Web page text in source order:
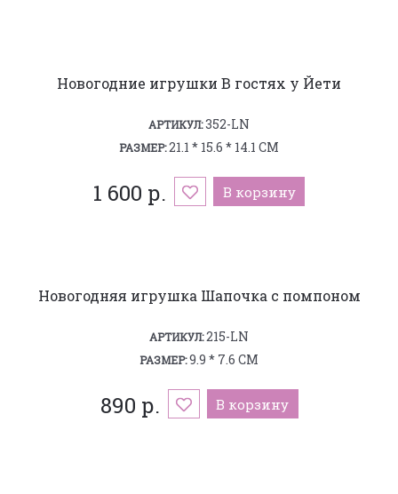
Новогодние игрушки В гостях у Йети
АРТИКУЛ:352-LN
РАЗМЕР:21.1 * 15.6 * 14.1 СМ
1 600 р. В корзину
Новогодняя игрушка Шапочка с помпоном
АРТИКУЛ:215-LN
РАЗМЕР:9.9 * 7.6 СМ
890 р. В корзину